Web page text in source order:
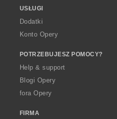
USŁUGI
Dodatki
Konto Opery
POTRZEBUJESZ POMOCY?
Help & support
Blogi Opery
fora Opery
FIRMA